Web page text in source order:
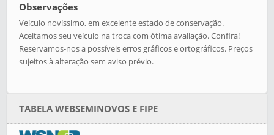
Observações
Veículo novíssimo, em excelente estado de conservação.
Aceitamos seu veículo na troca com ótima avaliação. Confira!
Reservamos-nos a possíveis erros gráficos e ortográficos. Preços
sujeitos à alteração sem aviso prévio.
TABELA WEBSEMINOVOS E FIPE